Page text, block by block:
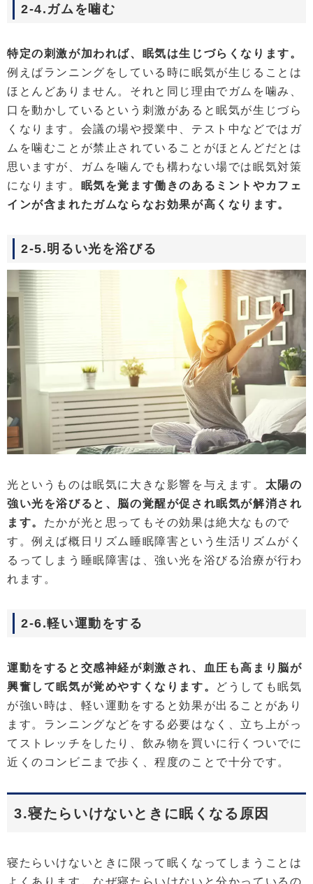
2-4.ガムを噛む
特定の刺激が加われば、眠気は生じづらくなります。
例えばランニングをしている時に眠気が生じることは
ほとんどありません。それと同じ理由でガムを噛み、
口を動かしているという刺激があると眠気が生じづら
くなります。会議の場や授業中、テスト中などではガ
ムを噛むことが禁止されていることがほとんどだとは
思いますが、ガムを噛んでも構わない場では眠気対策
になります。 眠気を覚ます働きのあるミントやカフェ
インが含まれたガムならなお効果が高くなります。
2-5.明るい光を浴びる
光というものは眠気に大きな影響を与えます。 太陽の
強い光を浴びると、脳の覚醒が促され眠気が解消され
ます。 たかが光と思ってもその効果は絶大なもので
す。例えば概日リズム睡眠障害という生活リズムがく
るってしまう睡眠障害は、強い光を浴びる治療が行わ
れます。
2-6.軽い運動をする
運動をすると交感神経が刺激され、血圧も高まり脳が
興奮して眠気が覚めやすくなります。
どうしても眠気
が強い時は、軽い運動をすると効果が出ることがあり
ます。ランニングなどをする必要はなく、立ち上がっ
てストレッチをしたり、飲み物を買いに行くついでに
近くのコンビニまで歩く、程度のことで十分です。
3.寝たらいけないときに眠くなる原因
寝たらいけないときに限って眠くなってしまうことは
よくあります。なぜ寝たらいけないと分かっているの